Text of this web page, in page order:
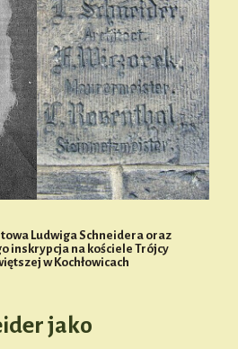
Ludwiga Schneidera oraz
inskrypcja na kościele Trójcy
w Kochłowicach
jako